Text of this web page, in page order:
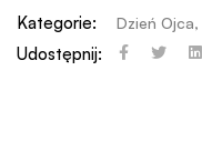
Kategorie: Dzień Ojca,
Udostępnij: